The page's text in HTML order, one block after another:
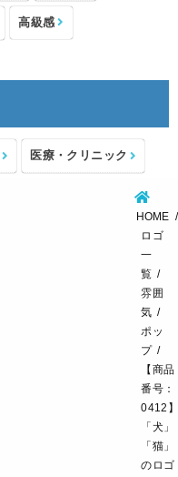
高級感
医療・クリニック
HOME
ロゴ
一
覧
雰囲
気
ポッ
プ
【商品
番号：
0412】
「犬」
「猫」
のロゴ